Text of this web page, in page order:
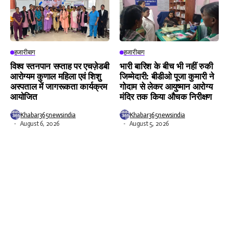
हजारीबाग
विश्व स्तनपान सप्ताह पर एचज़ेडबी
आरोग्यम कुणाल महिला एवं शिशु
अस्पताल में जागरूकता कार्यक्रम
आयोजित
Khabar365newsindia
August 6, 2026
हजारीबाग
भारी बारिश के बीच भी नहीं रुकी
जिम्मेदारी: बीडीओ पूजा कुमारी ने
गोदाम से लेकर आयुष्मान आरोग्य
मंदिर तक किया औचक निरीक्षण
Khabar365newsindia
August 5, 2026